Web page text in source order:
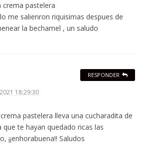
pastelera
me salienron riquisimas despues de
la bechamel , un saludo
2021 18:29:30
pastelera lleva una cucharadita de
que te hayan quedado ricas las
¡¡enhorabuena!! Saludos
RESPONDER